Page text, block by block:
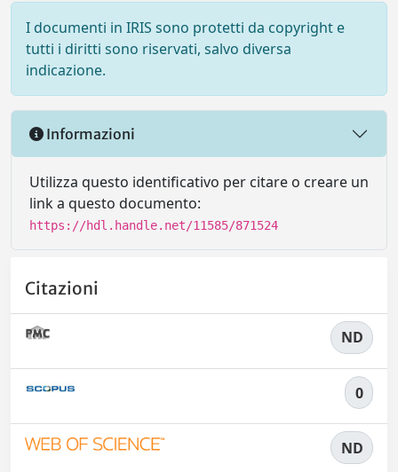
I documenti in IRIS sono protetti da copyright e
tutti i diritti sono riservati, salvo diversa
indicazione.
Informazioni
Utilizza questo identificativo per citare o creare un
link a questo documento:
https://hdl.handle.net/11585/871524
Citazioni
ND
0
ND